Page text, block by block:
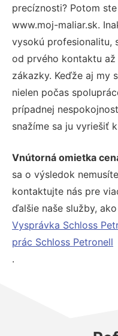
precíznosti? Potom
www.moj-maliar.sk.
vysokú profesionalitu,
od prvého kontaktu
zákazky. Keďže aj my
nielen počas
prípadnej
snažíme sa ju vyriešiť
Vnútorná omietka
sa o výsledok
kontaktujte nás pre
ďalšie naše služby,
Vysprávka Schloss
prác Schloss Petronell
.